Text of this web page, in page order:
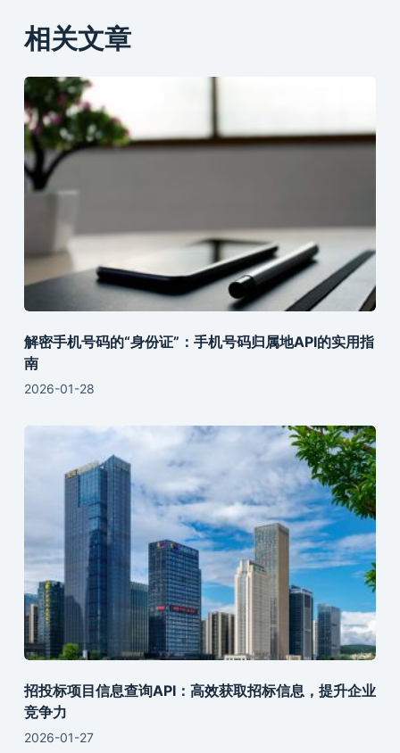
相关文章
解密手机号码的“身份证”：手机号码归属地API的实用指
南
2026-01-28
招投标项目信息查询API：高效获取招标信息，提升企业
竞争力
2026-01-27